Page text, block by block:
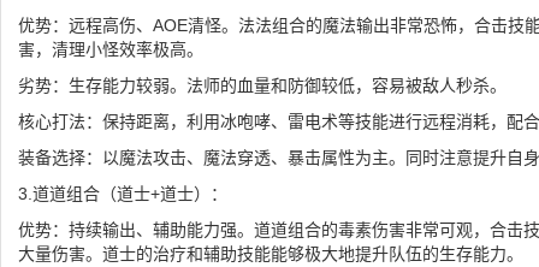
优势：远程高伤、AOE清怪。法法组合的魔法输出非常恐怖，合击技
害，清理小怪效率极高。
劣势：生存能力较弱。法师的血量和防御较低，容易被敌人秒杀。
核心打法：保持距离，利用冰咆哮、雷电术等技能进行远程消耗，配
装备选择：以魔法攻击、魔法穿透、暴击属性为主。同时注意提升自
3.道道组合（道士+道士）：
优势：持续输出、辅助能力强。道道组合的毒素伤害非常可观，合击
大量伤害。道士的治疗和辅助技能能够极大地提升队伍的生存能力。